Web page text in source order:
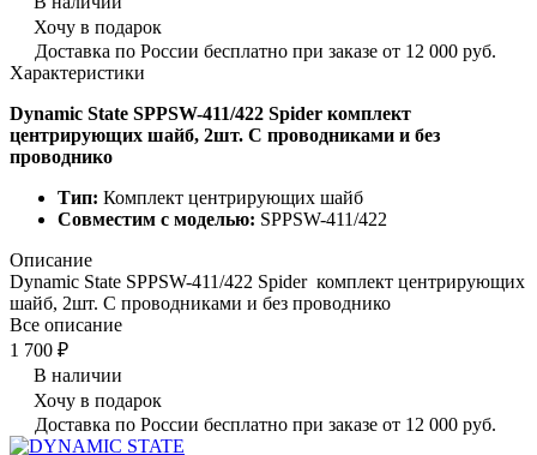
Хочу в подарок
Доставка по России бесплатно при заказе от 12 000 руб.
Характеристики
Dynamic State SPPSW-411/422 Spider комплект
центрирующих шайб, 2шт. С проводниками и без
проводнико
Тип: Комплект центрирующих шайб
Совместим с моделью: SPPSW-411/422
Описание
Dynamic State SPPSW-411/422 Spider комплект центрирующих
шайб, 2шт. С проводниками и без проводнико
Все описание
1 700 ₽
В наличии
Хочу в подарок
Доставка по России бесплатно при заказе от 12 000 руб.